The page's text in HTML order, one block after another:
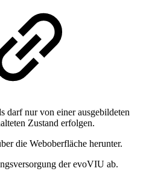
darf nur von einer ausgebildeten
Zustand erfolgen.
die Weboberfläche herunter.
der evoVIU ab.